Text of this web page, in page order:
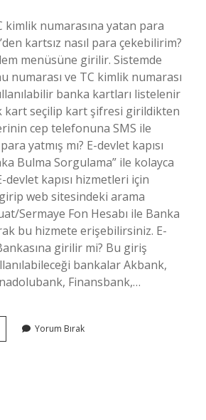
kimlik numarasına yatan para
kartsız nasıl para çekebilirim?
menüsüne girilir. Sistemde
numarası ve TC kimlik numarası
banka kartları listelenir
kart seçilip kart şifresi girildikten
cep telefonuna SMS ile
yatmış mı? E-devlet kapısı
Bulma Sorgulama” ile kolayca
kapısı hizmetleri için
web sitesindeki arama
Sermaye Fon Hesabı ile Banka
bu hizmete erişebilirsiniz. E-
girilir mi? Bu giriş
bankalar Akbank,
Finansbank,…
Yorum Bırak